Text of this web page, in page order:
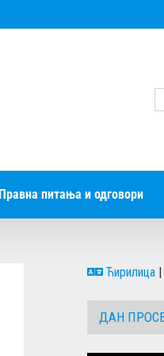
Правна питања и одговори
Ћирилица
ДАН